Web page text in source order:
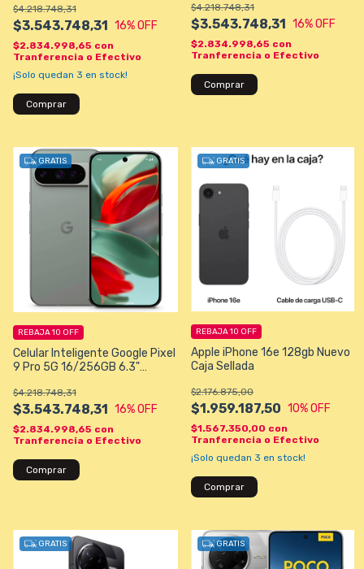
$3.543.748,31
$4.218.748,31
16% OFF
$2.834.998,65 con
Tranferencia o Efectivo
¡Solo quedan 3 en stock!
Comprar
Gris Oscuro
$3.543.748,31
$4.218.748,31
16% OFF
$2.834.998,65 con
Tranferencia o Efectivo
Comprar
GRATIS
Celular Inteligente Google Pixel
9 Pro 5G 16/256GB 6.3"
Hazel
$3.543.748,31
$4.218.748,31
16% OFF
REBAJA 10 OFF
$2.834.998,65 con
Tranferencia o Efectivo
Comprar
GRATIS
Apple iPhone 16e 128gb Nuevo
Caja Sellada
$1.959.187,50
$2.176.875,00
10% OFF
REBAJA 10 OFF
$1.567.350,00 con
Tranferencia o Efectivo
¡Solo quedan 3 en stock!
Comprar
GRATIS GRATIS